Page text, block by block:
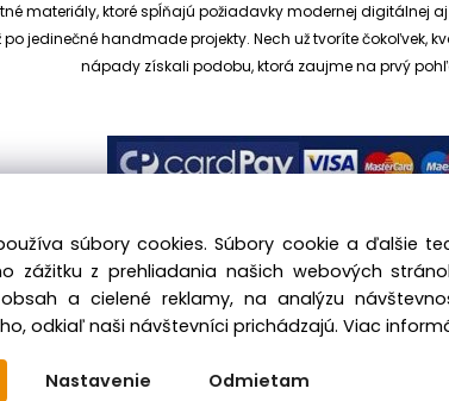
materiály, ktoré spĺňajú požiadavky modernej digitálnej
jedinečné handmade projekty. Nech už tvoríte čokoľvek,
nápady získali podobu, ktorá zaujme na prvý
All rights reserved |
súbory cookies. Súbory cookie a ďalšie
zážitku z prehliadania našich webových
a cielené reklamy, na analýzu
odkiaľ naši návštevníci prichádzajú. Viac
Nastavenie Odmietam